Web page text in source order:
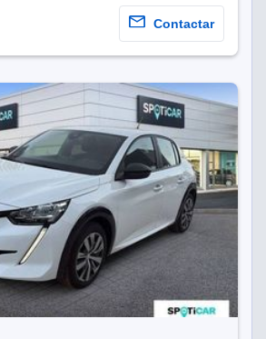
Contactar